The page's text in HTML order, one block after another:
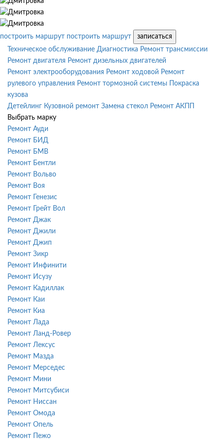
построить маршрут построить маршрут
записаться
Техническое обслуживание Диагностика Ремонт трансмиссии
Ремонт двигателя Ремонт дизельных двигателей
Ремонт электрооборудования Ремонт ходовой Ремонт
рулевого управления Ремонт тормозной системы
Покраска
кузова
Детейлинг Кузовной ремонт Замена стекол Ремонт АКПП
Выбрать марку
Ремонт Ауди
Ремонт БИД
Ремонт БМВ
Ремонт Бентли
Ремонт Вольво
Ремонт Воя
Ремонт Генезис
Ремонт Грейт Вол
Ремонт Джак
Ремонт Джили
Ремонт Джип
Ремонт Зикр
Ремонт Инфинити
Ремонт Исузу
Ремонт Кадиллак
Ремонт Каи
Ремонт Киа
Ремонт Лада
Ремонт Ланд-Ровер
Ремонт Лексус
Ремонт Мазда
Ремонт Мерседес
Ремонт Мини
Ремонт Митсубиси
Ремонт Ниссан
Ремонт Омода
Ремонт Опель
Ремонт Пежо